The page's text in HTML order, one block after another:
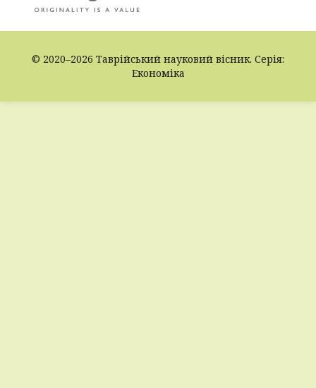
© 2020–2026 Таврійський науковий вісник. Серія:
Економіка